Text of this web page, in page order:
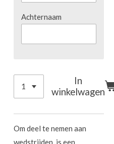
Achternaam
In
winkelwagen
Om deel te nemen aan
wedstrijden, is een